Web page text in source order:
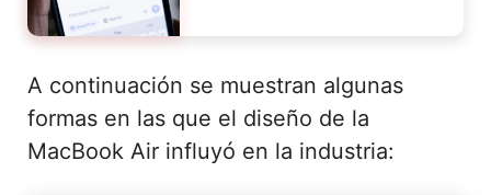
A continuación se muestran algunas
formas en las que el diseño de la
MacBook Air influyó en la industria: